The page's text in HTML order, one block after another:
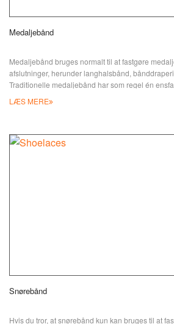
Medaljebånd
Medaljebånd bruges normalt til at fastgøre
afslutninger, herunder langhalsbånd,
Traditionelle medaljebånd har som regel én
forskellige lande. Personligt brand eller logo kan
LÆS MERE
Snørebånd
Hvis du tror, at snørebånd kun kan bruges til at